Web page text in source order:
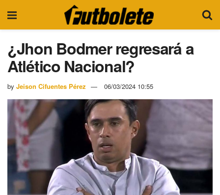
¿Jhon Bodmer regresará a
Atlético Nacional?
by Jeison Cifuentes Pérez 06/03/2024 10:55